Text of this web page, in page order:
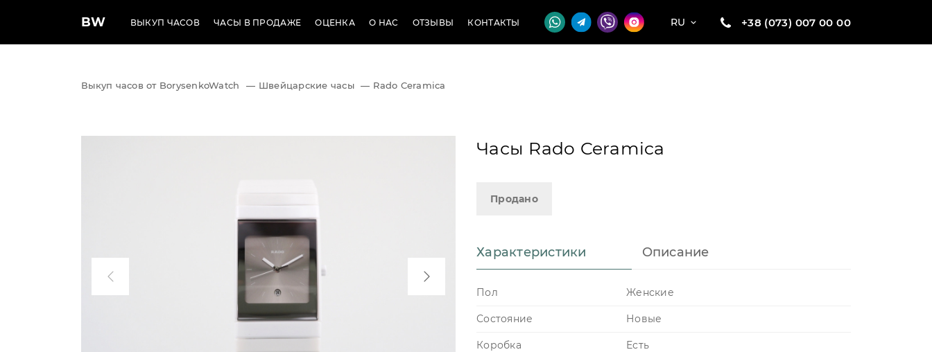
BW ВЫКУП ЧАСОВ ЧАСЫ В ПРОДАЖЕ ОЦЕНКА О НАС ОТЗЫВЫ КОНТАКТЫ RU +38 (073) 007 00 00
Выкуп часов от BorysenkoWatch — Швейцарские часы — Rado Ceramica
Часы Rado Ceramica
Продано
Характеристики Описание
Пол Женские
Состояние Новые
Коробка Есть